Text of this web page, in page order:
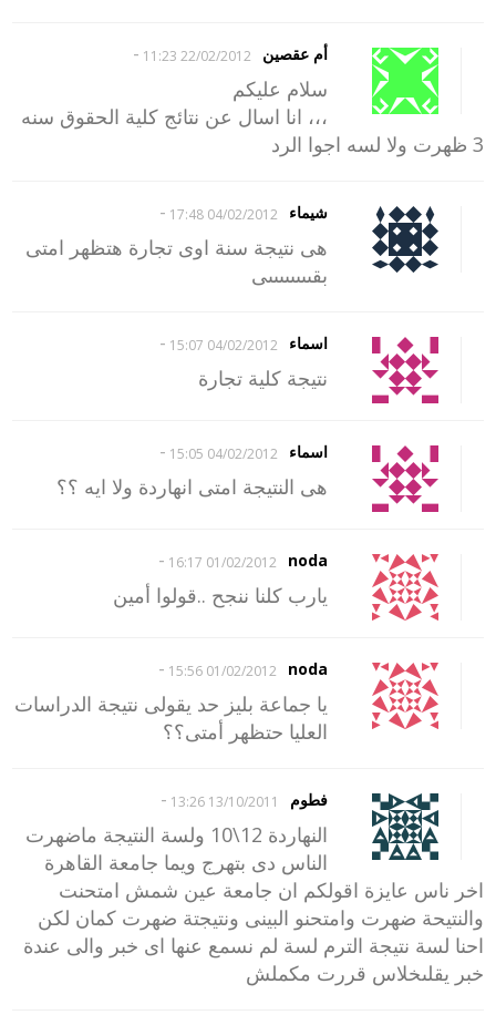
أم عقصين 22/02/2012 11:23
-
سلام عليكم
،،، انا اسال عن نتائج كلية الحقوق سنه
3 ظهرت ولا لسه اجوا الرد
شيماء 04/02/2012 17:48
-
هى نتيجة سنة اوى تجارة هتظهر امتى
بقىىىىىىىىى
اسماء 04/02/2012 15:07
-
نتيجة كلية تجارة
اسماء 04/02/2012 15:05
-
هى النتيجة امتى انهاردة ولا ايه ؟؟
noda
01/02/2012 16:17
-
يارب كلنا ننجح ..قولوا أمين
noda
01/02/2012 15:56
-
يا جماعة بليز حد يقولى نتيجة الدراسات
العليا حتظهر أمتى؟؟
فطوم 13/10/2011 13:26
-
النهاردة 12\10 ولسة النتيجة ماضهرت
الناس دى بتهرج ويما جامعة القاهرة
اخر ناس عايزة اقولكم ان جامعة عين شمش امتحنت
والنتيحة ضهرت وامتحنو البينى ونتيجتة ضهرت كمان لكن
احنا لسة نتيجة الترم لسة لم نسمع عنها اى خبر والى عندة
خبر يقلىخلاس قررت مكملش